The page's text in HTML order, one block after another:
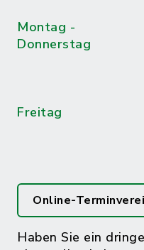
Montag -
Donnerstag
Freitag
Online-
Haben Sie ein